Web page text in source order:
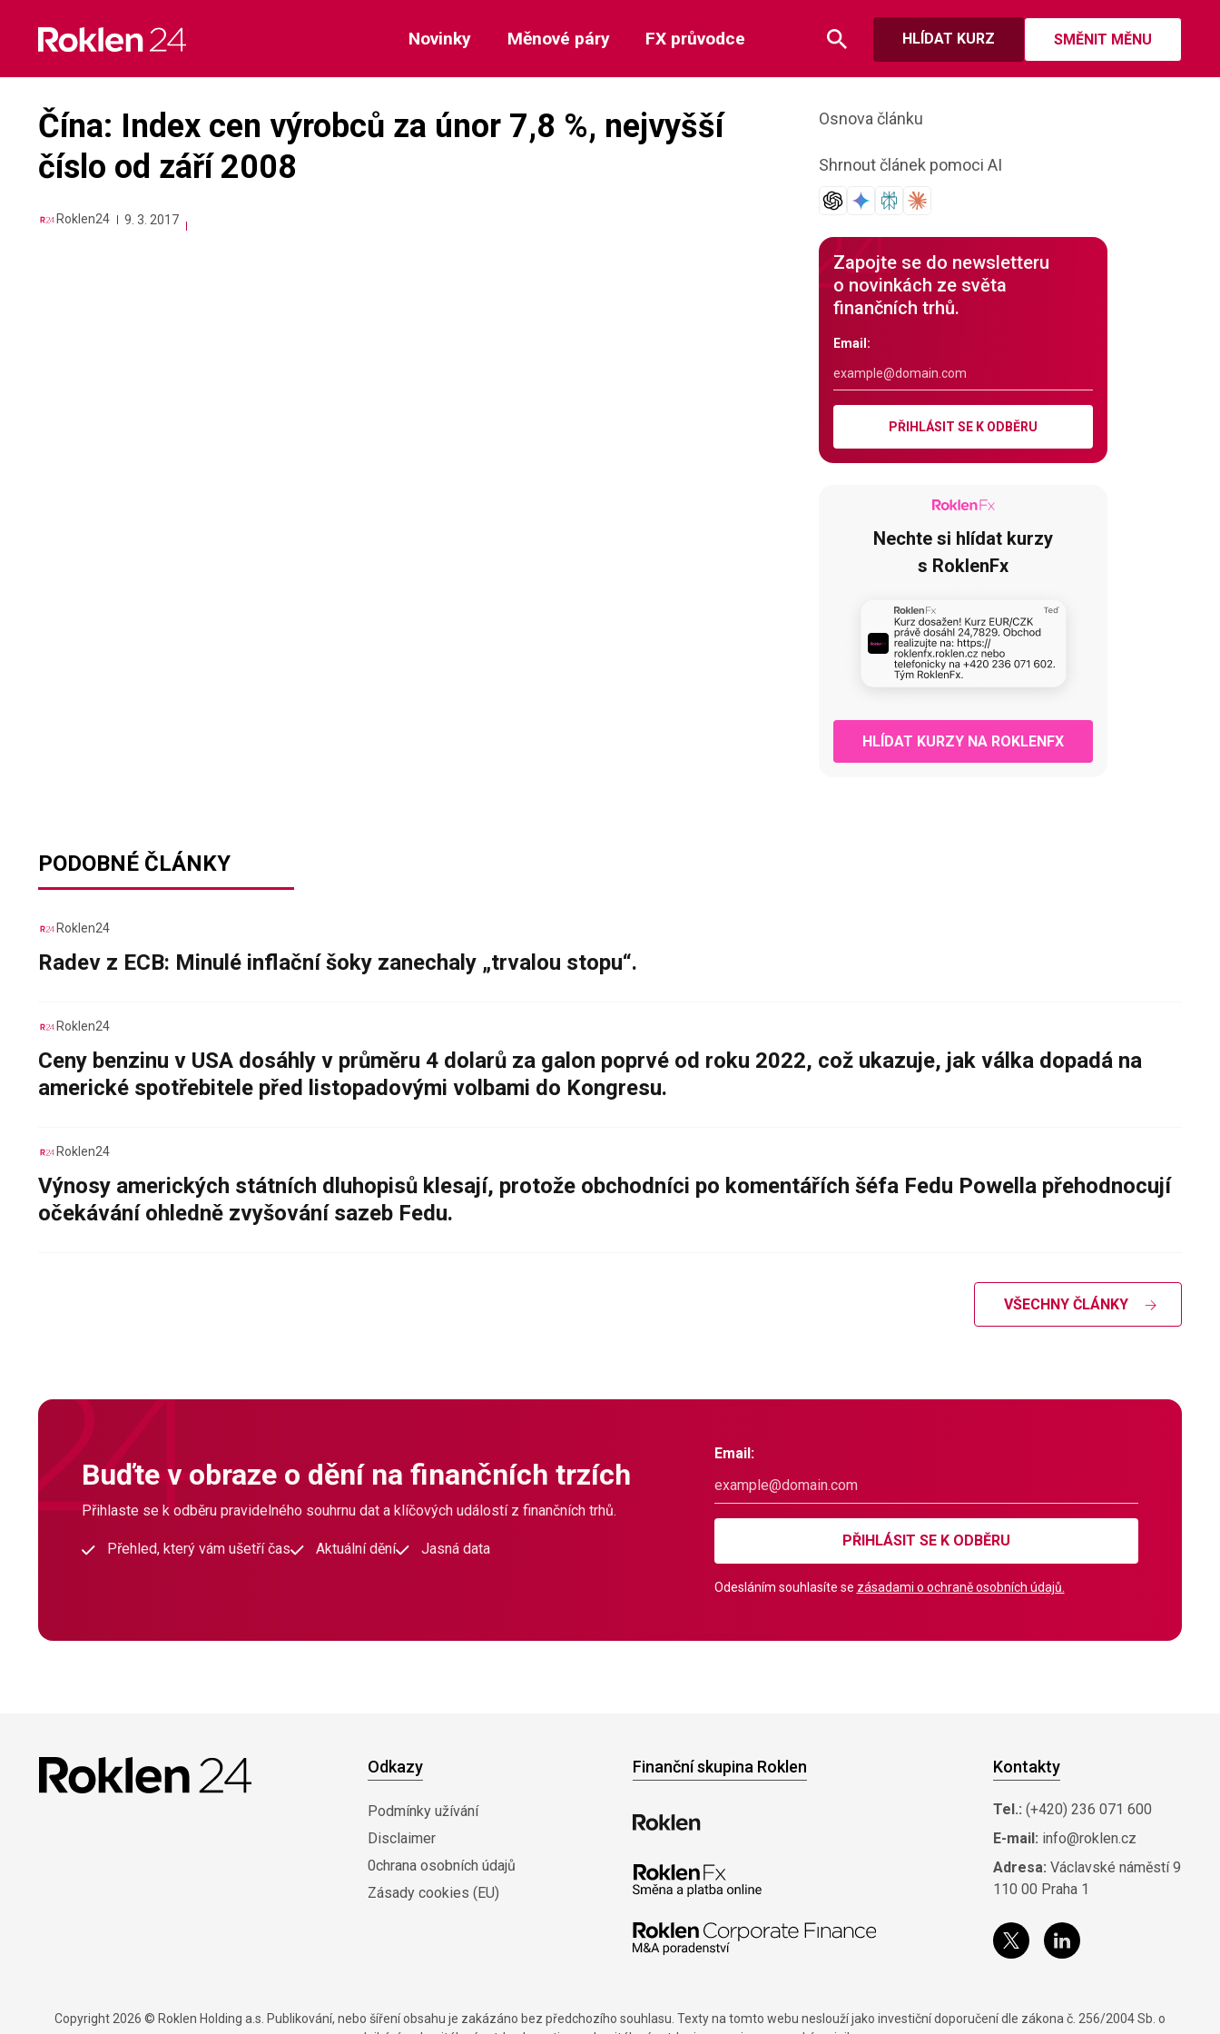
content
HLÍDAT KURZ SMĚNIT MĚNU
Novinky Měnové páry FX průvodce
Čína: Index cen výrobců za únor 7,8 %, nejvyšší
číslo od září 2008
Roklen24 9. 3. 2017
Osnova článku
Shrnout článek pomoci AI
Zapojte se do newsletteru
o novinkách ze světa
finančních trhů.
Email:
PŘIHLÁSIT SE K ODBĚRU
Nechte si hlídat kurzy
s RoklenFx
HLÍDAT KURZY NA ROKLENFX
PODOBNÉ ČLÁNKY
Roklen24
Radev z ECB: Minulé inflační šoky zanechaly „trvalou stopu“.
Roklen24
Ceny benzinu v USA dosáhly v průměru 4 dolarů za galon poprvé od roku 2022, což ukazuje, jak válka dopadá na
americké spotřebitele před listopadovými volbami do Kongresu.
Roklen24
Výnosy amerických státních dluhopisů klesají, protože obchodníci po komentářích šéfa Fedu Powella přehodnocují
očekávání ohledně zvyšování sazeb Fedu.
VŠECHNY ČLÁNKY
Buďte v obraze o dění na finančních trzích
Přihlaste se k odběru pravidelného souhrnu dat a klíčových událostí z finančních trhů.
Přehled, který vám ušetří čas Aktuální dění Jasná data
Email:
PŘIHLÁSIT SE K ODBĚRU
Odesláním souhlasíte se zásadami o ochraně osobních údajů.
Odkazy
Podmínky užívání
Disclaimer
0chrana osobních údajů
Zásady cookies (EU)
Finanční skupina Roklen Kontakty
Tel.: (+420) 236 071 600
E-mail: info@roklen.cz
Adresa: Václavské náměstí 9
110 00 Praha 1
Copyright 2026 © Roklen Holding a.s. Publikování, nebo šíření obsahu je zakázáno bez předchozího souhlasu. Texty na tomto webu neslouží jako investiční doporučení dle zákona č. 256/2004 Sb. o